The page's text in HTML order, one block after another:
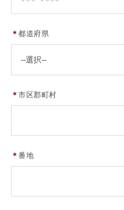
＊都道府県
＊市区郡町村
＊番地